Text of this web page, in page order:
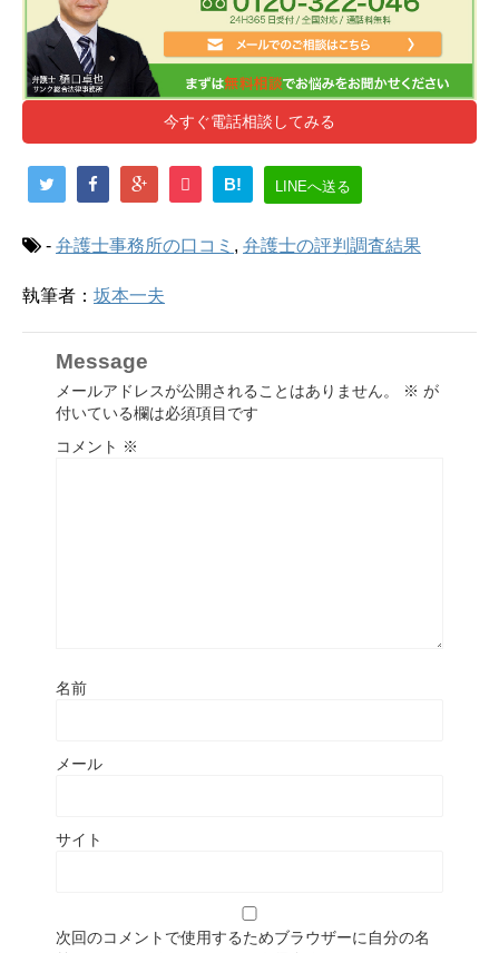
今すぐ電話相談してみる
B! LINEへ送る
- 弁護士事務所の口コミ , 弁護士の評判調査結果
執筆者： 坂本一夫
Message
メールアドレスが公開されることはありません。 ※ が
付いている欄は必須項目です
コメント ※
名前
メール
サイト
次回のコメントで使用するためブラウザーに自分の名